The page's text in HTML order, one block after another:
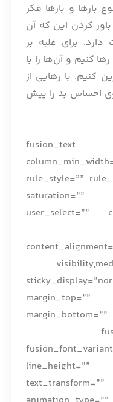
بارها و بارها فکر
کردن این که آن
برای غلبه بر
کنیم و آن‌ها را با
کنیم. با رهایی از
احساس بد را پیش
[/
rule_style=””
saturation=””
user_select=””